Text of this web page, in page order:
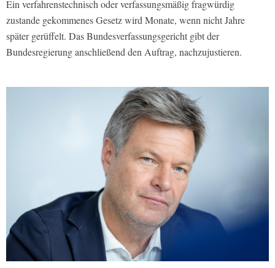
Ein verfahrenstechnisch oder verfassungsmäßig fragwürdig
zustande gekommenes Gesetz wird Monate, wenn nicht Jahre
später gerüffelt. Das Bundesverfassungsgericht gibt der
Bundesregierung anschließend den Auftrag, nachzujustieren.